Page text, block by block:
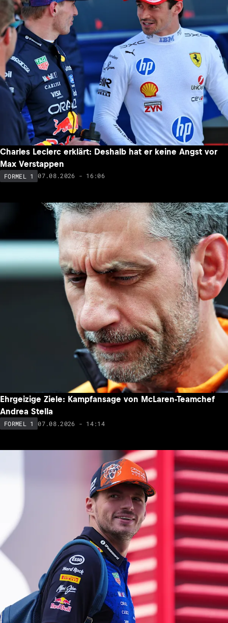
Charles Leclerc erklärt: Deshalb hat er keine Angst vor
Max Verstappen
FORMEL 1 07.08.2026 - 16:06
Ehrgeizige Ziele: Kampfansage von McLaren-Teamchef
Andrea Stella
FORMEL 1 07.08.2026 - 14:14